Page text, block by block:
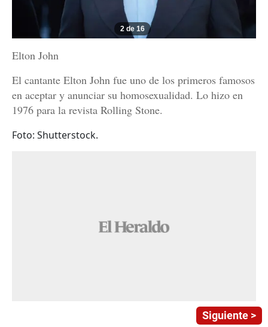
2 de 16
Elton John
El cantante Elton John fue uno de los primeros famosos
en aceptar y anunciar su homosexualidad. Lo hizo en
1976 para la revista Rolling Stone.
Foto: Shutterstock.
Siguiente >